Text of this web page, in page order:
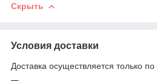
Скрыть
Условия доставки
Доставка осуществляется только по